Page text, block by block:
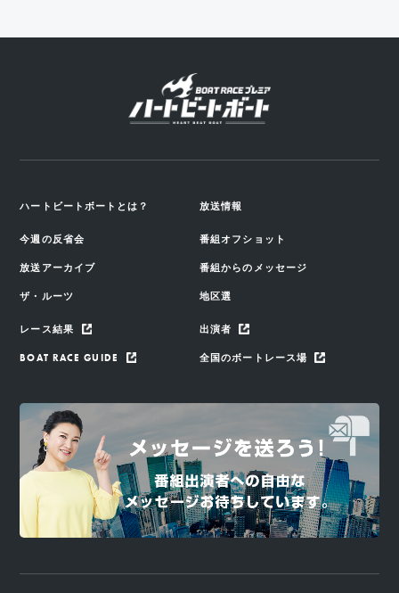
ハートビートボートとは？ 放送情報
今週の反省会 番組オフショット
放送アーカイブ 番組からのメッセージ
ザ・ルーツ 地区選
レース結果 出演者
BOAT RACE GUIDE 全国のボートレース場